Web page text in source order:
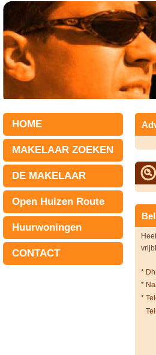
HOME
MAKELAAR ZOEKEN
DE MAKELAAR
Open Huizen Route
Huurwoningen
CONTACT
*
*
*